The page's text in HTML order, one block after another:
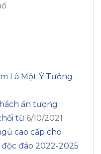
Là Một Ý Tưởng
ấn tượng
từ 6/10/2021
cao cấp cho
đáo 2022-2025